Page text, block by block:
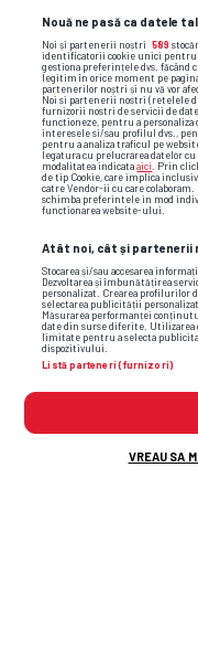
Nouă ne pasă ca datele
Noi și partenerii noștri 589
identificatorii cookie unici pentru
gestiona preferințele dvs.
legitim în orice moment pe
partenerilor noștri și nu vă vor
Noi si partenerii nostri (retelele
furnizorii nostri de servicii de
functioneze, pentru a
interesele si/sau profilul dvs.,
pentru a analiza traficul pe
legatura cu prelucrarea datelor
modalitatea indicataaici
. Prin
de tip Cookie, care implica
catre Vendor-ii cu care colaboram.
schimba preferintele in mod
functionarea website-ului.
Atât noi, cât și partenerii
Stocarea și/sau accesarea
Dezvoltarea și îmbunătățirea
personalizat. Crearea
selectarea publicității
Măsurarea performanței
date din surse diferite.
limitate pentru a selecta
dispozitivului.
Listă parteneri (furnizori)
VREAU SA